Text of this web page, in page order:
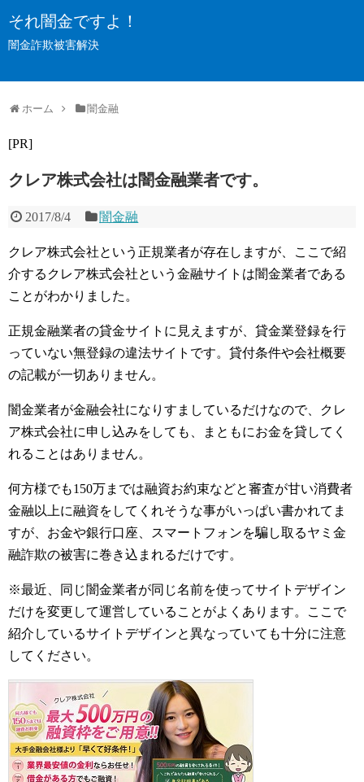
それ闇金ですよ！
闇金詐欺被害解決
ホーム 闇金融
[PR]
クレア株式会社は闇金融業者です。
2017/8/4 闇金融
クレア株式会社という正規業者が存在しますが、ここで紹
介するクレア株式会社という金融サイトは闇金業者である
ことがわかりました。
正規金融業者の貸金サイトに見えますが、貸金業登録を行
っていない無登録の違法サイトです。貸付条件や会社概要
の記載が一切ありません。
闇金業者が金融会社になりすましているだけなので、クレ
ア株式会社に申し込みをしても、まともにお金を貸してく
れることはありません。
何方様でも150万までは融資お約束などと審査が甘い消費者
金融以上に融資をしてくれそうな事がいっぱい書かれてま
すが、お金や銀行口座、スマートフォンを騙し取るヤミ金
融詐欺の被害に巻き込まれるだけです。
※最近、同じ闇金業者が同じ名前を使ってサイトデザイン
だけを変更して運営していることがよくあります。ここで
紹介しているサイトデザインと異なっていても十分に注意
してください。